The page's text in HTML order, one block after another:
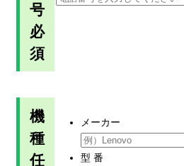
号
必
須
機
種
任
メーカー
型 番